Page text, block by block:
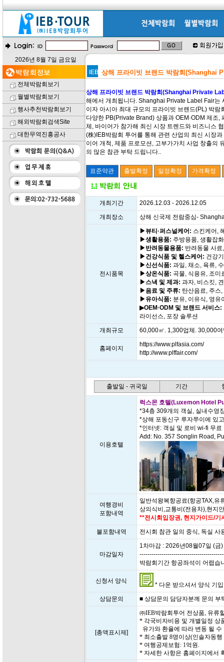
2026년 8월 7일 금요일
전체박람회보기
월별박람회보기
행사추천박람회보기
해외박람회검색Site
대한무역진흥공사
상해 프라이빗 브랜드 박람회(Shanghai
상해 프라이빗 브랜드 박람회(Shanghai Private
해에서 개최됩니다. Shanghai Private Label Fair는
이자 아시아 최대 규모의 프라이빗 브랜드(PL) 박
다양한 PB(Private Brand) 상품과 OEM·ODM 제조
체, 바이어가 참가해 최신 시장 트렌드와 비즈니스
(株)IEB박람회 투어를 통해 관련 산업의 최신 시장
이어 개척, 제품 프로모션, 고부가가치 사업 창출의
의 많은 참관 부탁 드립니다..
개최기간
2026.12.03 - 2026.12.05
개최장소
상해 신국제 전람중심-
전시품목
▶뷰티·퍼스널케어: 스킨케어,
▶생활용품: 주방용품, 생활잡
▶반려동물용품: 반려동물 사
▶건강식품 및 헬스케어: 건강
▶신선식품: 과일, 채소, 육류,
▶상온식품: 곡물, 식용유, 조미
▶스낵 및 제과: 과자, 비스킷,
▶음료 및 주류: 탄산음료, 주스
▶유아식품: 분유, 이유식, 영유
▶OEM·ODM 및 브랜드 서비스:
라이선스, 포장 솔루션
개최규모
60,000㎡. 1,300업체. 30,000여
홈페이지
https://www.plfasia.com/
http://www.plffair.com/
출발일 - 귀국일 기간
이용호텔
럭스몬 호텔(Luxemon Hotel
*34층 309개의 객실, 실내수영
*상해 포동신구 루자쭈이에 있
*인터넷: 객실 및 로비 wi-fi 무료
Add: No. 357 Songlin Road,
여행경비
포함내역
일반석왕복항공료(항공TAX,유
상의식비,교통비(전용차),현지
**전시회입장권, 현지가이드/기
불포함내역
전시회 참관 일의 중식, 독실 사
마감일자
1차마감 : 2026년08월07일 (금)
박람회기간 항공좌석이 어렵
신청서 양식
* 다운 받으셔서 양식 기
상담문의
■ 상담문의 담당자분께 문의
[총액표시제]
㈜IEB박람회투어 전상품, 유류
* 각국비자비용 및 개별일정 상
유가와 환율에 따라 변동 될 수
* 최소출발 8명이상(인솔자동
* 여행공제보험: 1억원.
* 자세한 사항은 홈페이지에서